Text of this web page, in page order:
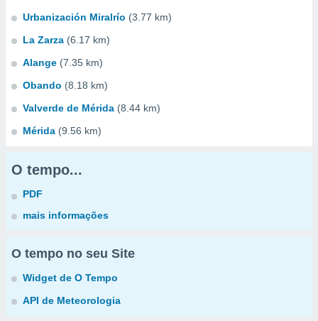
Urbanización Miralrío (3.77 km)
La Zarza (6.17 km)
Alange (7.35 km)
Obando (8.18 km)
Valverde de Mérida (8.44 km)
Mérida (9.56 km)
O tempo...
PDF
mais informações
O tempo no seu Site
Widget de O Tempo
API de Meteorologia